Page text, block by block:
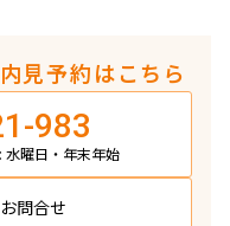
見予約はこちら
983
曜日・年末年始
お問合せ